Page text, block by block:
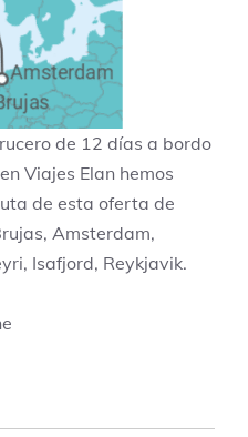
de 12 días a bordo
Viajes Elan hemos
de esta oferta de
Amsterdam,
Isafjord, Reykjavik.